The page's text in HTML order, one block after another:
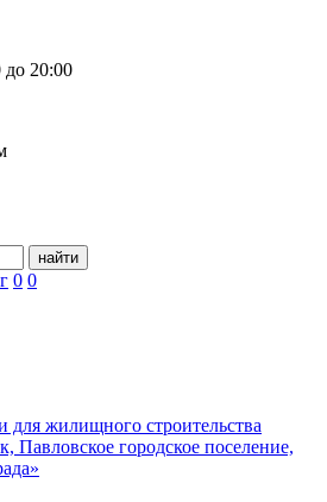
до 20:00
найти
0 0
для жилищного строительства
Павловское городское поселение,